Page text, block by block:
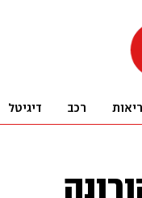
רכב דיגיטל